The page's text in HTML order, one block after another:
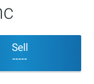
Sell
-----